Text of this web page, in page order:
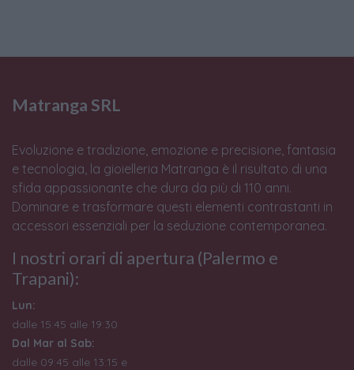
Matranga SRL
Evoluzione e tradizione, emozione e precisione, fantasia
e tecnologia, la gioielleria Matranga è il risultato di una
sfida appassionante che dura da più di 110 anni.
Dominare e trasformare questi elementi contrastanti in
accessori essenziali per la seduzione contemporanea.
I nostri orari di apertura (Palermo e
Trapani):
Lun:
dalle 15:45 alle 19:30
Dal Mar al Sab:
dalle 09:45 alle 13:15 e